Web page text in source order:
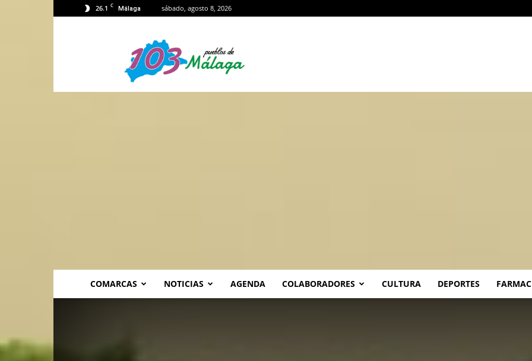
26.1 C Málaga sábado, agosto 8, 2026
Málaga
COMARCAS NOTICIAS AGENDA COLABORADORES CULTURA DEPORTES